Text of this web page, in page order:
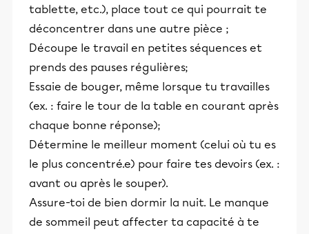
tablette, etc.), place tout ce qui pourrait te
déconcentrer dans une autre pièce ;
Découpe le travail en petites séquences et
prends des pauses régulières;
Essaie de bouger, même lorsque tu travailles
(ex. : faire le tour de la table en courant après
chaque bonne réponse);
Détermine le meilleur moment (celui où tu es
le plus concentré.e) pour faire tes devoirs (ex. :
avant ou après le souper).
Assure-toi de bien dormir la nuit. Le manque
de sommeil peut affecter ta capacité à te